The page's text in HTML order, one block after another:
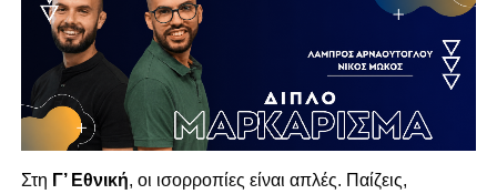
Στη Γ’ Εθνική, οι ισορροπίες είναι απλές. Παίζεις,